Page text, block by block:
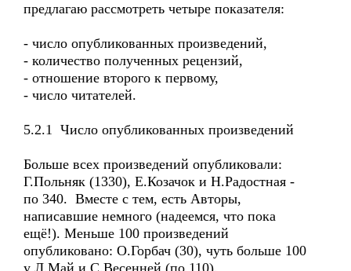
предлагаю рассмотреть четыре показателя:
- число опубликованных произведений,
- количество полученных рецензий,
- отношение второго к первому,
- число читателей.
5.2.1 Число опубликованных произведений
Больше всех произведений опубликовали:
Г.Польняк (1330), Е.Козачок и Н.Радостная -
по 340. Вместе с тем, есть Авторы,
написавшие немного (надеемся, что пока
ещё!). Меньше 100 произведений
опубликовано: О.Горбач (30), чуть больше 100
у Л.Май и С.Весенней (по 110).